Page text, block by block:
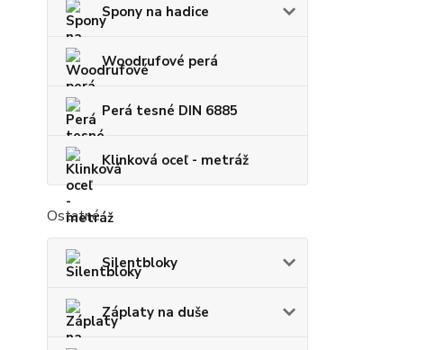
Spony na hadice
Woodrufové perá
Perá tesné DIN 6885
Klinková oceľ - metráž
Ostatné
Silentbloky
Záplaty na duše